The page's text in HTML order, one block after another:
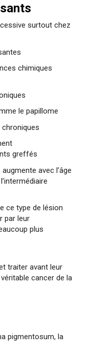
surtout chez
chimiques
le papillome
greffés
avec l’âge
ce type de lésion
par leur
plus
traiter avant leur
cancer de la
pigmentosum, la